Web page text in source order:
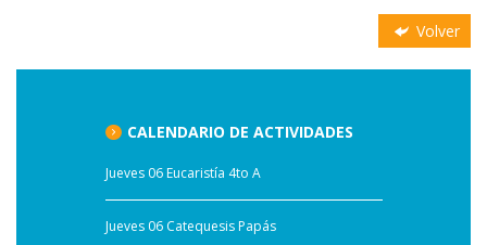
Volver
CALENDARIO DE ACTIVIDADES
Jueves 06 Eucaristía 4to A
Jueves 06 Catequesis Papás